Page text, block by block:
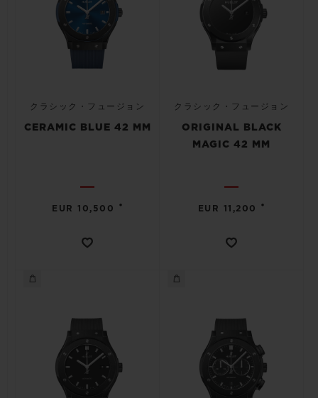
クラシック・フュージョン
CERAMIC BLUE 42 MM
EUR 10,500 •
クラシック・フュージョン
ORIGINAL BLACK
MAGIC 42 MM
EUR 11,200 •